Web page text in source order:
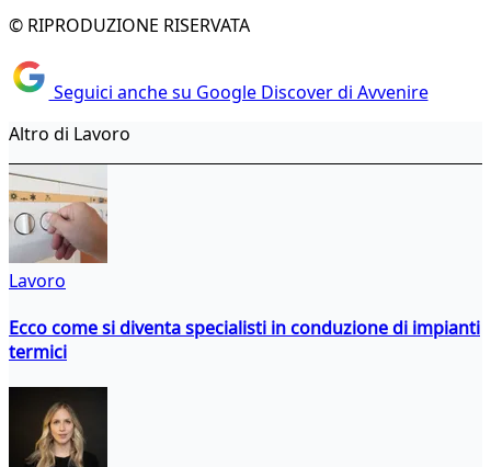
© RIPRODUZIONE RISERVATA
Seguici anche su Google Discover di Avvenire
Altro di Lavoro
Lavoro
Ecco come si diventa specialisti in conduzione di impianti
termici